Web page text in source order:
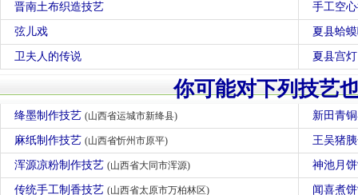
晋南土布织造技艺 手工空
弦儿戏 夏县蛤
卫夫人的传说 夏县宫
你可能对下列技艺
绛墨制作技艺 (山西省运城市新绛县) 新田青
麻纸制作技艺 (山西省忻州市原平) 王吴猪
浑源凉粉制作技艺 (山西省大同市浑源) 神池月
传统手工制香技艺 (山西省太原市万柏林区) 闻喜煮